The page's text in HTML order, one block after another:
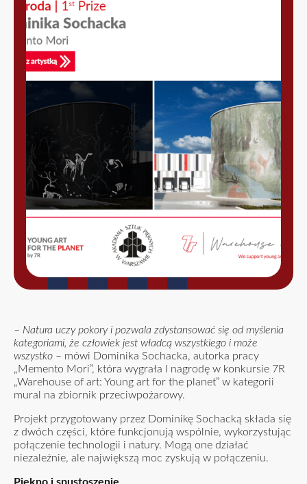
– Natura uczy pokory i pozwala zdystansować się od myślenia
kategoriami, że człowiek jest władcą wszystkiego i może
wszystko – mówi Dominika Sochacka, autorka pracy
„Memento Mori”, która wygrała I nagrodę w konkursie 7R
„Warehouse of art: Young art for the planet” w kategorii
mural na zbiornik przeciwpożarowy.
Projekt przygotowany przez Dominikę Sochacką składa się
z dwóch części, które funkcjonują wspólnie, wykorzystując
połączenie technologii i natury. Mogą one działać
niezależnie, ale największą moc zyskują w połączeniu.